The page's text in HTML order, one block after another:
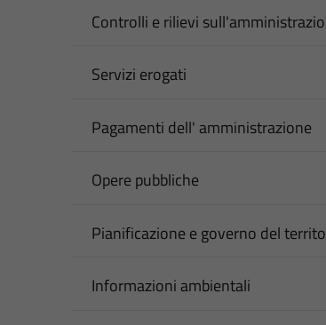
Controlli e rilievi
Servizi erogati
Pagamenti dell' amministrazione
Opere pubbliche
Pianificazione e governo del
Informazioni ambientali